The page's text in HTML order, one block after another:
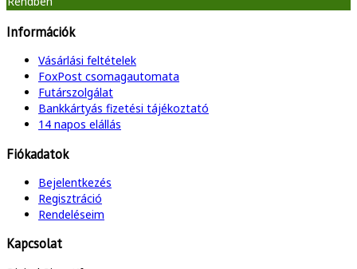
Információk
Vásárlási feltételek
FoxPost csomagautomata
Futárszolgálat
Bankkártyás fizetési tájékoztató
14 napos elállás
Fiókadatok
Bejelentkezés
Regisztráció
Rendeléseim
Kapcsolat